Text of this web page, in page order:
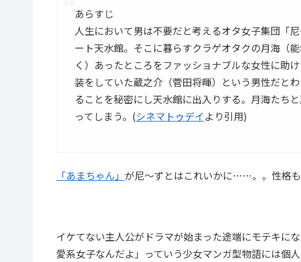
あらすじ
人生において男は不要だと考えるオタ女子集団「
ート天水館。そこに暮らすクラゲオタクの月海（
く）あったところをファッショナブルな女性に助
装をしていた蔵之介（菅田将暉）という男性だと
ることを秘密にし天水館に出入りする。月海たち
ってしまう。(シネマトゥデイより引用)
「あまちゃん」 が尼～ずとはこれいかに……。。性格も
イケてない主人公がドラマが始まった途端にモテキに
愛系女子なんだよ」っていう少女マンガ型物語には個